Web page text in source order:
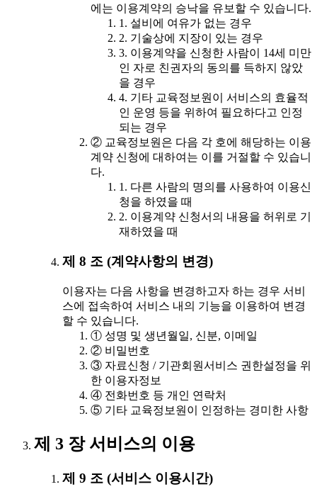
에는 이용계약의 승낙을 유보할 수 있습니다.
1. 설비에 여유가 없는 경우
2. 기술상에 지장이 있는 경우
3. 이용계약을 신청한 사람이 14세 미만
인 자로 친권자의 동의를 득하지 않았
을 경우
4. 기타 교육정보원이 서비스의 효율적
인 운영 등을 위하여 필요하다고 인정
되는 경우
② 교육정보원은 다음 각 호에 해당하는 이용
계약 신청에 대하여는 이를 거절할 수 있습니
다.
1. 다른 사람의 명의를 사용하여 이용신
청을 하였을 때
2. 이용계약 신청서의 내용을 허위로 기
재하였을 때
제 8 조 (계약사항의 변경)
이용자는 다음 사항을 변경하고자 하는 경우 서비
스에 접속하여 서비스 내의 기능을 이용하여 변경
할 수 있습니다.
① 성명 및 생년월일, 신분, 이메일
② 비밀번호
③ 자료신청 / 기관회원서비스 권한설정을 위
한 이용자정보
④ 전화번호 등 개인 연락처
⑤ 기타 교육정보원이 인정하는 경미한 사항
제 3 장 서비스의 이용
제 9 조 (서비스 이용시간)